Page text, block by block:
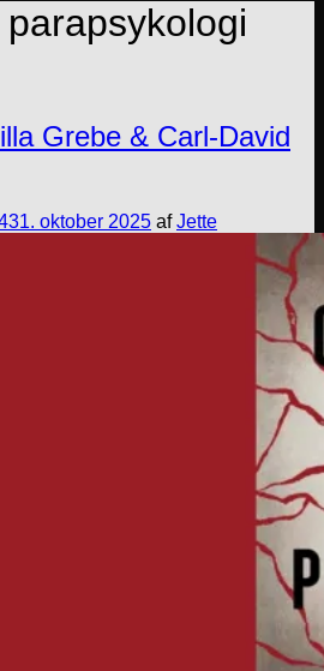
parapsykologi
Grebe & Carl-David
31. oktober 2025 afJette